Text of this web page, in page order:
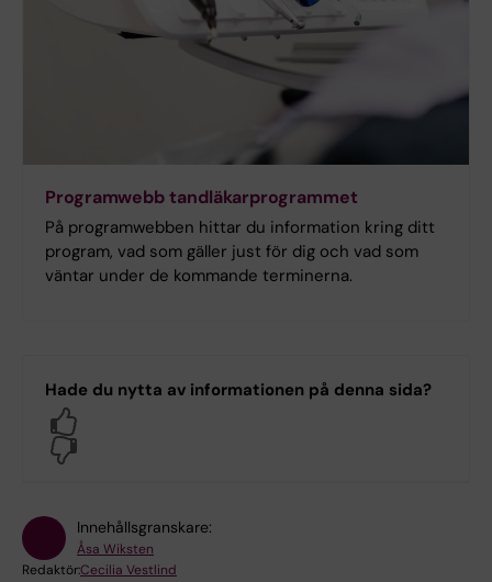
Programwebb tandläkarprogrammet
På programwebben hittar du information kring ditt
program, vad som gäller just för dig och vad som
väntar under de kommande terminerna.
Hade du nytta av informationen på denna sida?
Innehållsgranskare:
Åsa Wiksten
Redaktör:Cecilia Vestlind